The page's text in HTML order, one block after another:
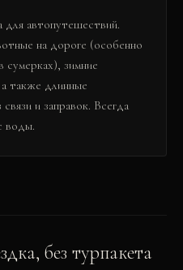
для автопутешествий.
на дороге (особенно
сумерках), зимние
также длинные
и заправок. Всегда
воды.
без турпакета